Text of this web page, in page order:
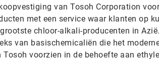
van Tosoh Corporation
met een service waar klanten op
chloor-alkali-producenten in
van basischemicaliën die het
voorzien in de behoefte aan